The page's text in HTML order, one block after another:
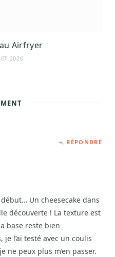
Airfryer
2026
RÉPONDRE
début… Un cheesecake dans
découverte ! La texture est
base reste bien
l’ai testé avec un coulis
ne peux plus m’en passer.